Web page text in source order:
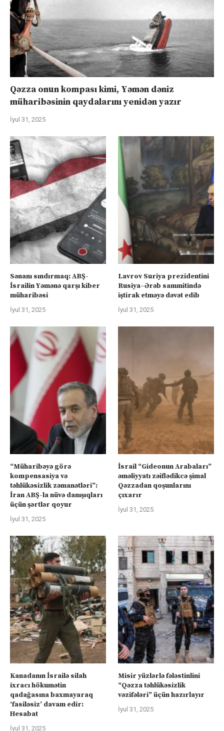
Qəzza onun kompası kimi, Yəmən dəniz
müharibəsinin qaydalarını yenidən yazır
İyul 31, 2025
Sənanı sındırmaq: ABŞ-
İsrailin Yəmənə qarşı kiber
müharibəsi
İyul 31, 2025
Lavrov Suriya prezidentini
Rusiya–Ərəb sammitində
iştirak etməyə dəvət edib
İyul 31, 2025
“Müharibəyə görə
kompensasiya və
təhlükəsizlik zəmanətləri”:
İran ABŞ-la nüvə danışıqları
üçün şərtlər qoyur
İyul 31, 2025
İsrail “Gideonun Arabaları”
əməliyyatı zəiflədikcə şimal
Qəzzadan qoşunlarını
çıxarır
İyul 31, 2025
Kanadanın İsrailə silah
ixracı hökumətin
qadağasına baxmayaraq
‘fasiləsiz’ davam edir:
Hesabat
İyul 31, 2025
Misir yüzlərlə fələstinlini
“Qəzza təhlükəsizlik
vəzifələri” üçün hazırlayır
İyul 31, 2025